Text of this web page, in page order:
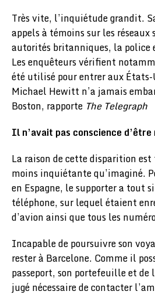
Très vite, l’inquiétude grandit.
appels à témoins sur les
autorités britanniques, la police
Les enquêteurs vérifient
été utilisé pour entrer aux
Michael Hewitt n’a jamais
Boston, rapporte The Telegraph
Il n’avait pas conscience
La raison de cette disparition
moins inquiétante qu’imaginé.
en Espagne, le supporter a tout
téléphone, sur lequel étaient
d’avion ainsi que tous les
Incapable de poursuivre son
rester à Barcelone. Comme il
passeport, son portefeuille et de
jugé nécessaire de contacter